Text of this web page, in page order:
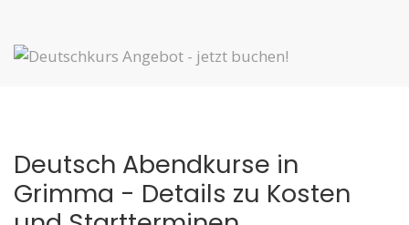
Deutsch Abendkurse in
Grimma - Details zu Kosten